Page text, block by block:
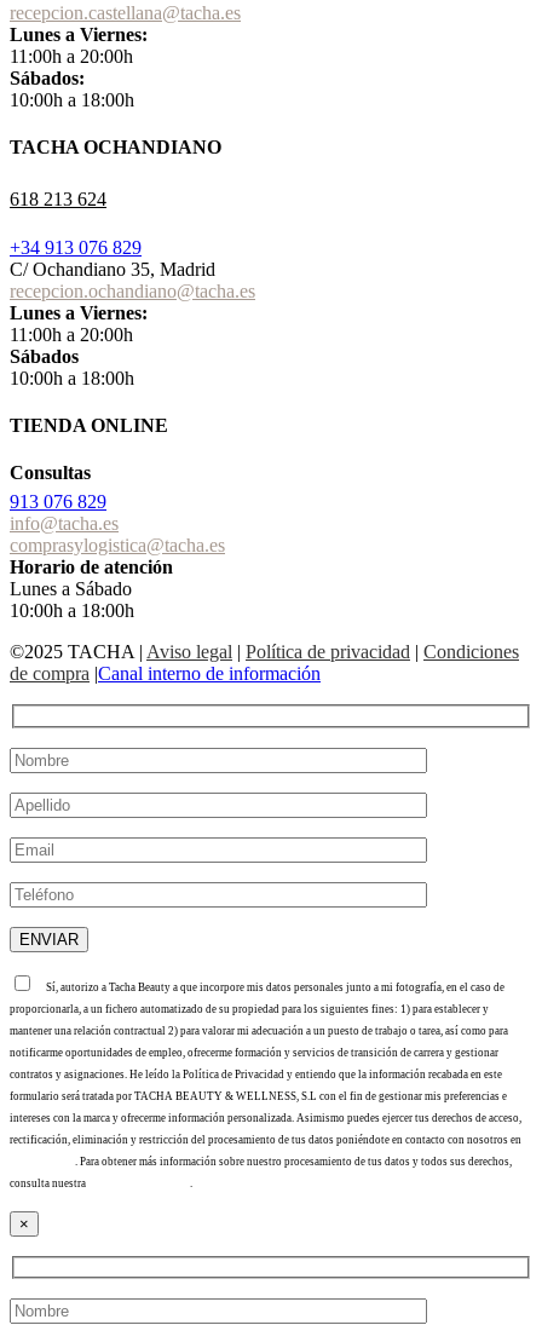
recepcion.castellana@tacha.es
Lunes a Viernes:
11:00h a 20:00h
Sábados:
10:00h a 18:00h
TACHA OCHANDIANO
618 213 624
+34 913 076 829
C/ Ochandiano 35, Madrid
recepcion.ochandiano@tacha.es
Lunes a Viernes:
11:00h a 20:00h
Sábados
10:00h a 18:00h
TIENDA ONLINE
Consultas
913 076 829
info@tacha.es
comprasylogistica@tacha.es
Horario de atención
Lunes a Sábado
10:00h a 18:00h
©2025 TACHA | Aviso legal | Política de privacidad | Condiciones
de compra |Canal interno de información
Sí, autorizo a Tacha Beauty a que incorpore mis datos personales junto a mi fotografía, en el caso de
proporcionarla, a un fichero automatizado de su propiedad para los siguientes fines: 1) para establecer y
mantener una relación contractual 2) para valorar mi adecuación a un puesto de trabajo o tarea, así como para
notificarme oportunidades de empleo, ofrecerme formación y servicios de transición de carrera y gestionar
contratos y asignaciones. He leído la Política de Privacidad y entiendo que la información recabada en este
formulario será tratada por TACHA BEAUTY & WELLNESS, S.L con el fin de gestionar mis preferencias e
intereses con la marca y ofrecerme información personalizada. Asimismo puedes ejercer tus derechos de acceso,
rectificación, eliminación y restricción del procesamiento de tus datos poniéndote en contacto con nosotros en
. Para obtener más información sobre nuestro procesamiento de tus datos y todos sus derechos,
consulta nuestra
×